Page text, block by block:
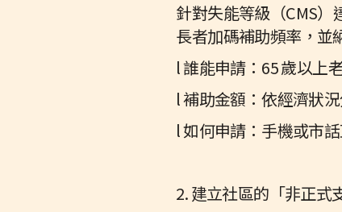
針對失能等級（CMS
長者加碼補助頻率，並
l 誰能申請：65 歲以上
l 補助金額：依經濟狀
l 如何申請：手機或市
2. 建立社區的「非正式